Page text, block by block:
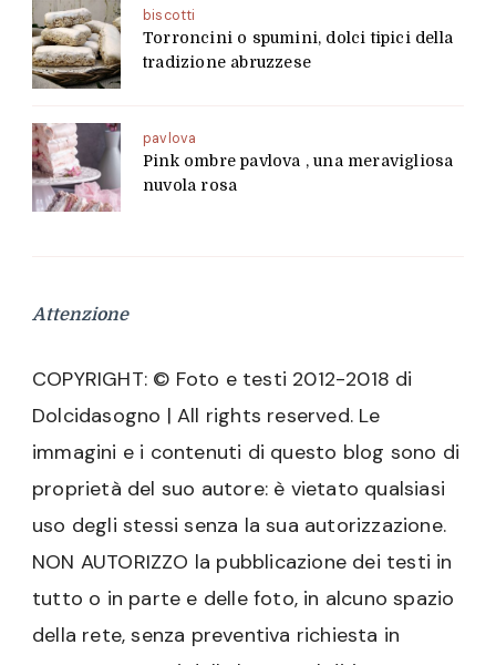
biscotti
Torroncini o spumini, dolci tipici della
tradizione abruzzese
pavlova
Pink ombre pavlova , una meravigliosa
nuvola rosa
Attenzione
COPYRIGHT: © Foto e testi 2012-2018 di
Dolcidasogno | All rights reserved. Le
immagini e i contenuti di questo blog sono di
proprietà del suo autore: è vietato qualsiasi
uso degli stessi senza la sua autorizzazione.
NON AUTORIZZO la pubblicazione dei testi in
tutto o in parte e delle foto, in alcuno spazio
della rete, senza preventiva richiesta in